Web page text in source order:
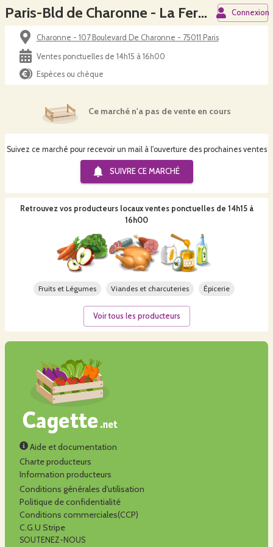
Paris-Bld de Charonne - La Ferme de la Prairie Connexion
Charonne - 107 Boulevard De Charonne - 75011 Paris
Ventes ponctuelles de 14h15 à 16h00
Espèces ou chèque
Ce marché n'a pas de vente en cours
Suivez ce marché pour recevoir un mail à l'ouverture des prochaines ventes
SUIVRE CE MARCHÉ
Retrouvez vos producteurs locaux ventes ponctuelles de 14h15 à
16h00
Fruits et Légumes Viandes et charcuteries Épicerie
Voir tous les producteurs
Aide et documentation
Charte producteurs
Information producteurs
Conditions générales d'utilisation
Politique de confidentialité
Conditions commerciales(CCP)
C.G.U Stripe
SOUTENEZ-NOUS